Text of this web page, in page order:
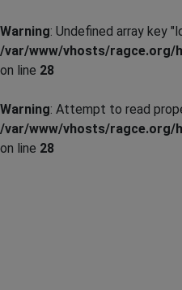
Warning: Undefined array key
/var/www/vhosts/ragce.org/
on line 28
Warning: Attempt to read
/var/www/vhosts/ragce.org/
on line 28